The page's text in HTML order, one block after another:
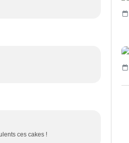
ces cakes !